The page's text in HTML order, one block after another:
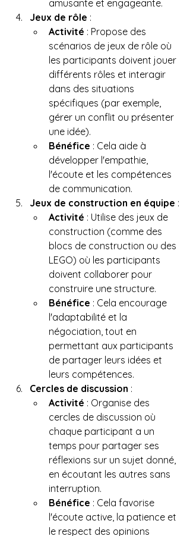
amusante et engageante.
Jeux de rôle :
Activité : Propose des
scénarios de jeux de rôle où
les participants doivent jouer
différents rôles et interagir
dans des situations
spécifiques (par exemple,
gérer un conflit ou présenter
une idée).
Bénéfice : Cela aide à
développer l'empathie,
l'écoute et les compétences
de communication.
Jeux de construction en équipe :
Activité : Utilise des jeux de
construction (comme des
blocs de construction ou des
LEGO) où les participants
doivent collaborer pour
construire une structure.
Bénéfice : Cela encourage
l'adaptabilité et la
négociation, tout en
permettant aux participants
de partager leurs idées et
leurs compétences.
Cercles de discussion :
Activité : Organise des
cercles de discussion où
chaque participant a un
temps pour partager ses
réflexions sur un sujet donné,
en écoutant les autres sans
interruption.
Bénéfice : Cela favorise
l'écoute active, la patience et
le respect des opinions